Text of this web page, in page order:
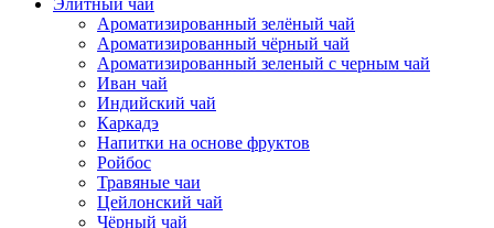
Ароматизированный зелёный чай
Ароматизированный чёрный чай
Ароматизированный зеленый с черным чай
Иван чай
Индийский чай
Каркадэ
Напитки на основе фруктов
Ройбос
Травяные чаи
Цейлонский чай
Чёрный чай